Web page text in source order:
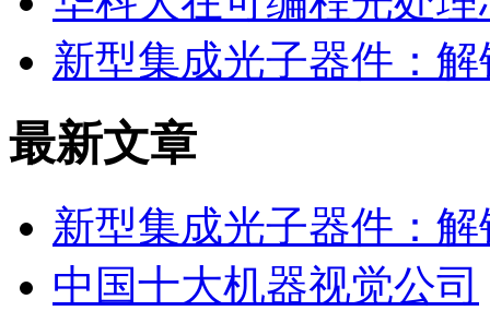
新型集成光子器件：
最新文章
新型集成光子器件：
中国十大机器视觉公司